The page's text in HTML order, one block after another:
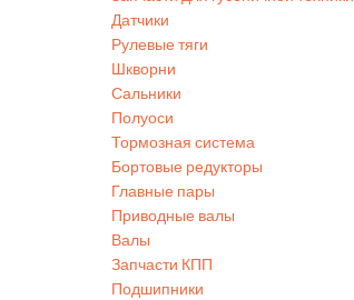
Датчики
Рулевые тяги
Шкворни
Сальники
Полуоси
Тормозная система
Бортовые редукторы
Главные пары
Приводные валы
Валы
Запчасти КПП
Подшипники